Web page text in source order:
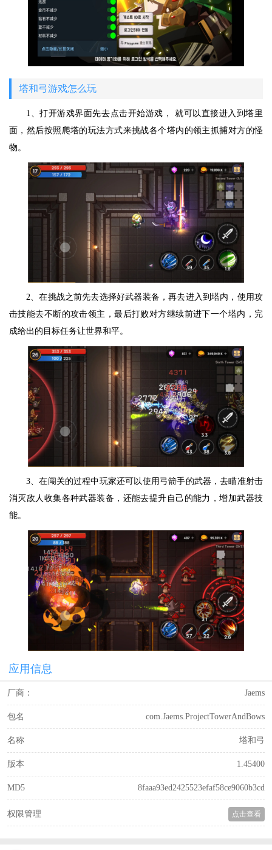
塔和弓游戏怎么玩
1、打开游戏界面先去点击开始游戏， 就可以直接进入到塔里
面，然后按照爬塔的玩法方式来挑战各个塔内的领主抓捕对方的怪
物。
2、在挑战之前先去选择好武器装备，再去进入到塔内，使用攻
击技能去不断的攻击领主，最后打败对方继续前进下一个塔内，完
成给出的目标任务让世界和平。
3、在闯关的过程中玩家还可以使用弓箭手的武器，去瞄准射击
消灭敌人收集各种武器装备，还能去提升自己的能力，增加武器技
能。
应用信息
厂商： Jaems
包名 com.Jaems.ProjectTowerAndBows
名称 塔和弓
版本 1.45400
MD5 8faaa93ed2425523efaf58ce9060b3cd
权限管理 点击查看